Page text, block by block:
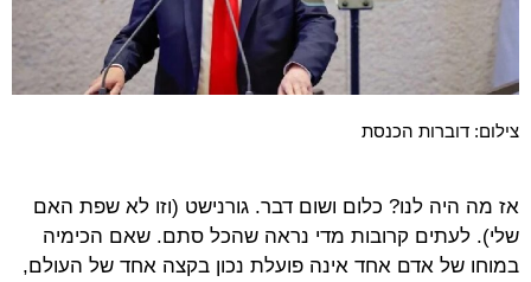
צילום: דוברות הכנסת
אז מה היה לנו? כלום ושום דבר. גורנישט (וזו לא שפת האם
שלי). לעתים קרובות מדי נראה שהכל סתם. שאם הכימיה
במוחו של אדם אחד אינה פועלת נכון בקצה אחד של העולם,